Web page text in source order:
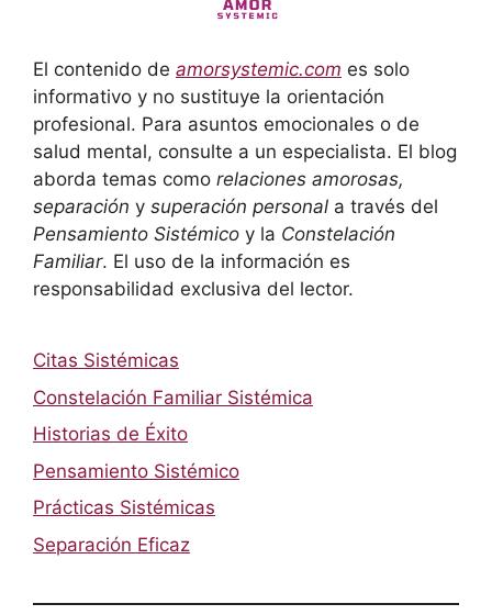
El contenido de amorsystemic.com es solo
informativo y no sustituye la orientación
profesional. Para asuntos emocionales o de
salud mental, consulte a un especialista. El blog
aborda temas como relaciones amorosas,
separación y superación personal a través del
Pensamiento Sistémico y la Constelación
Familiar. El uso de la información es
responsabilidad exclusiva del lector.
Citas Sistémicas
Constelación Familiar Sistémica
Historias de Éxito
Pensamiento Sistémico
Prácticas Sistémicas
Separación Eficaz